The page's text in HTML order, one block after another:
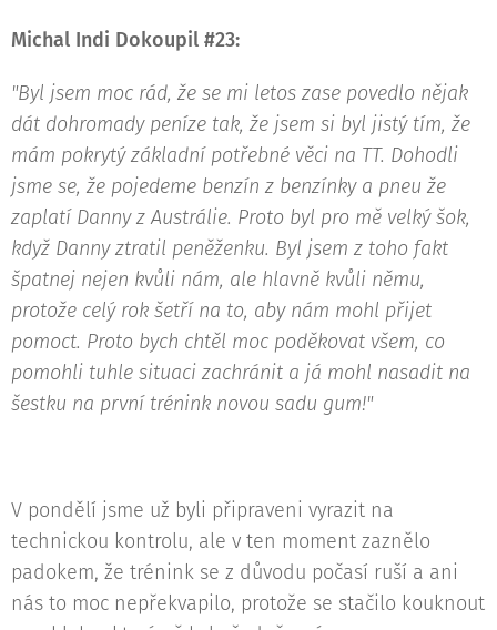
Michal Indi Dokoupil #23:
"Byl jsem moc rád, že se mi letos zase povedlo nějak
dát dohromady peníze tak, že jsem si byl jistý tím, že
mám pokrytý základní potřebné věci na TT. Dohodli
jsme se, že pojedeme benzín z benzínky a pneu že
zaplatí Danny z Austrálie. Proto byl pro mě velký šok,
když Danny ztratil peněženku. Byl jsem z toho fakt
špatnej nejen kvůli nám, ale hlavně kvůli němu,
protože celý rok šetří na to, aby nám mohl přijet
pomoct. Proto bych chtěl moc poděkovat všem, co
pomohli tuhle situaci zachránit a já mohl nasadit na
šestku na první trénink novou sadu gum!"
V pondělí jsme už byli připraveni vyrazit na
technickou kontrolu, ale v ten moment zaznělo
padokem, že trénink se z důvodu počasí ruší a ani
nás to moc nepřekvapilo, protože se stačilo kouknout